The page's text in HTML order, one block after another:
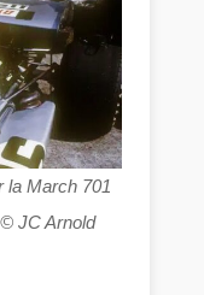
la March 701
JC Arnold